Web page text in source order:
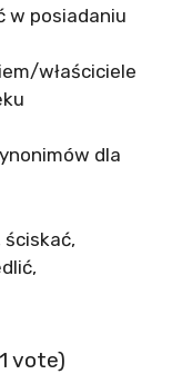
w posiadaniu
właściciele
dla
vote)